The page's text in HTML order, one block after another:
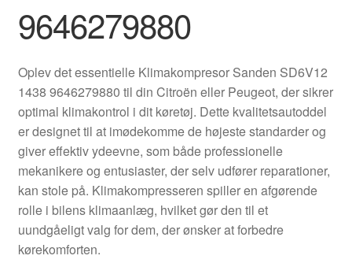
Kasse
Klageprocedure
Kontakte
Kurv
Levering
9646279880
Oplev det essentielle Klimakompresor Sanden SD6V12
1438 9646279880 til din Citroën eller Peugeot, der sikrer
optimal klimakontrol i dit køretøj. Dette kvalitetsautoddel
er designet til at imødekomme de højeste standarder og
giver effektiv ydeevne, som både professionelle
mekanikere og entusiaster, der selv udfører reparationer,
kan stole på. Klimakompresseren spiller en afgørende
rolle i bilens klimaanlæg, hvilket gør den til et
uundgåeligt valg for dem, der ønsker at forbedre
kørekomforten.